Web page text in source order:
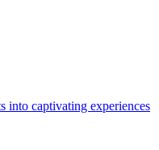
into captivating experiences